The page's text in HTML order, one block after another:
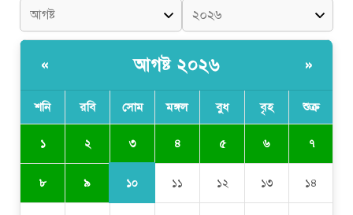
« আগষ্ট ২০২৬ »
শনি রবি সোম মঙ্গল বুধ বৃহ শুক্র
১ ২ ৩ ৪ ৫ ৬ ৭
৮ ৯ ১০ ১১ ১২ ১৩ ১৪